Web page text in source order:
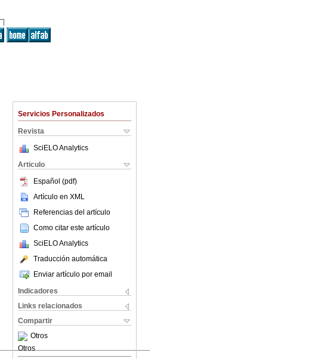
Servicios Personalizados
Revista
SciELO Analytics
Articulo
Español (pdf)
Artículo en XML
Referencias del artículo
Como citar este artículo
SciELO Analytics
Traducción automática
Enviar artículo por email
Indicadores
Links relacionados
Compartir
Otros
Otros